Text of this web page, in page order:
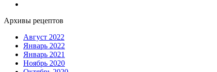
Архивы рецептов
Август 2022
Январь 2022
Январь 2021
Ноябрь 2020